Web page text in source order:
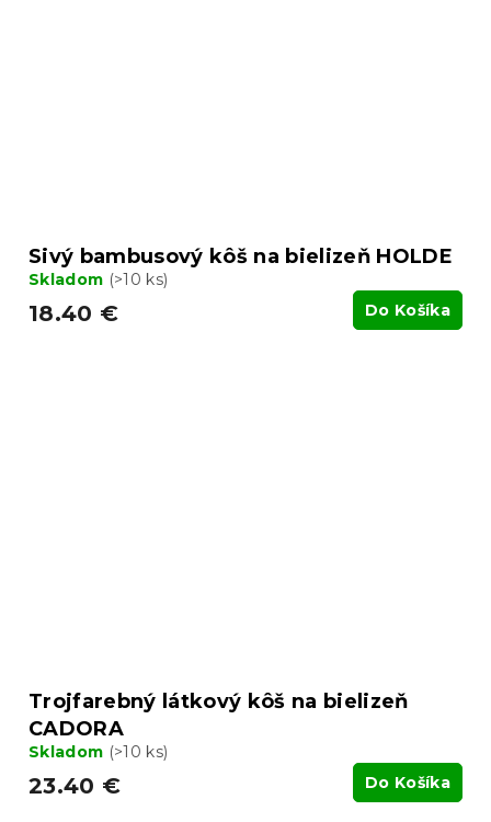
Sivý bambusový kôš na bielizeň HOLDE
Skladom (>10 ks)
18.40 € Do Košíka
Trojfarebný látkový kôš na bielizeň
CADORA
Skladom (>10 ks)
23.40 € Do Košíka